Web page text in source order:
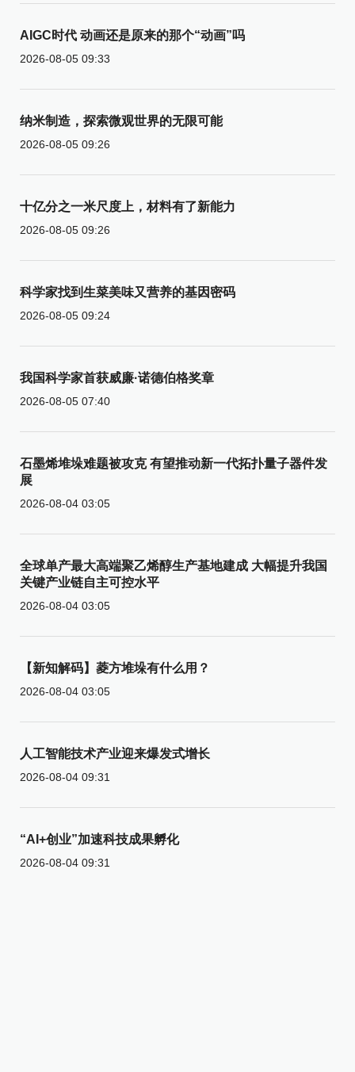
AIGC时代 动画还是原来的那个“动画”吗
2026-08-05 09:33
纳米制造，探索微观世界的无限可能
2026-08-05 09:26
十亿分之一米尺度上，材料有了新能力
2026-08-05 09:26
科学家找到生菜美味又营养的基因密码
2026-08-05 09:24
我国科学家首获威廉·诺德伯格奖章
2026-08-05 07:40
石墨烯堆垛难题被攻克 有望推动新一代拓扑量子器件发
展
2026-08-04 03:05
全球单产最大高端聚乙烯醇生产基地建成 大幅提升我国
关键产业链自主可控水平
2026-08-04 03:05
【新知解码】菱方堆垛有什么用？
2026-08-04 03:05
人工智能技术产业迎来爆发式增长
2026-08-04 09:31
“AI+创业”加速科技成果孵化
2026-08-04 09:31